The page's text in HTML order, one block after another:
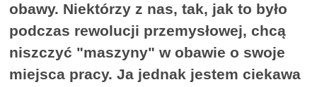
obawy. Niektórzy z nas, tak, jak to było
podczas rewolucji przemysłowej, chcą
niszczyć "maszyny" w obawie o swoje
miejsca pracy. Ja jednak jestem ciekawa